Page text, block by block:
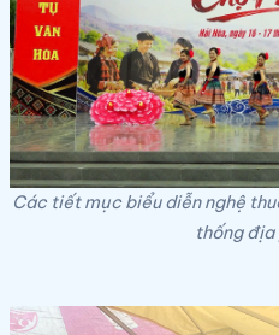
Các tiết mục biểu diễn nghệ
thống địa